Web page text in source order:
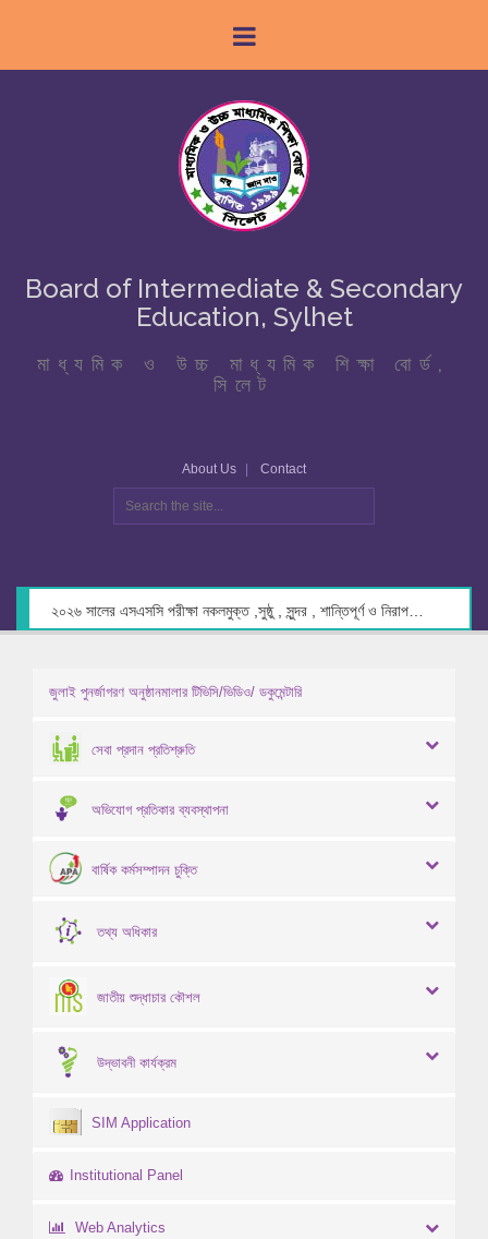
Board of Intermediate & Secondary
Education, Sylhet
মাধ্যমিক ও উচ্চ মাধ্যমিক শিক্ষা বোর্ড,
সিলেট
About Us Contact
জুলাই পুনর্জাগরণ অনুষ্ঠানমালার টিভিসি/ভিডিও/ ডকুমেন্টারি
সেবা প্রদান প্রতিশ্রুতি
অভিযোগ প্রতিকার ব্যবস্থাপনা
বার্ষিক কর্মসম্পাদন চুক্তি
তথ্য অধিকার
জাতীয় শুদ্ধাচার কৌশল
উদ্ভাবনী কার্যক্রম
SIM Application
Institutional Panel
Web Analytics